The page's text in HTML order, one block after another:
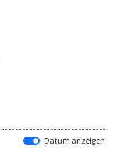
Datum anzeigen